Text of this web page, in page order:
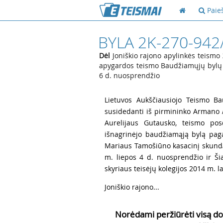
BYLA 2K-270-
Dėl Joniškio rajono apylinkės
apygardos teismo Baudžiamųjų
6 d. nuosprendžio
Lietuvos Aukščiausiojo Teismo
susidedanti iš pirmininko Armano
Aurelijaus Gutausko, teismo
išnagrinėjo baudžiamąją bylą
Mariaus Tamošiūno kasacinį
m. liepos 4 d. nuosprendžio ir
skyriaus teisėjų kolegijos 2014 m.
Joniškio rajono...
Norėdami peržiūrėti visą